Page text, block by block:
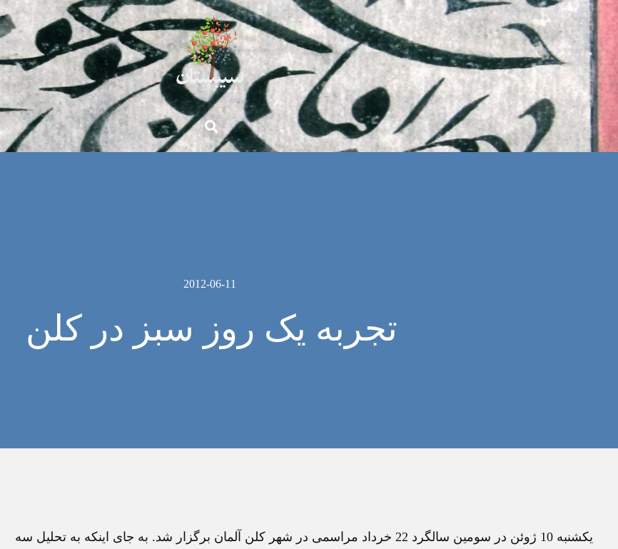
2012-06-11
تجربه یک روز سبز در کلن
یکشنبه 10 ژوئن در سومین سالگرد 22 خرداد مراسمی در شهر کلن آلمان برگزار شد. به جای اینکه به تحلیل سه